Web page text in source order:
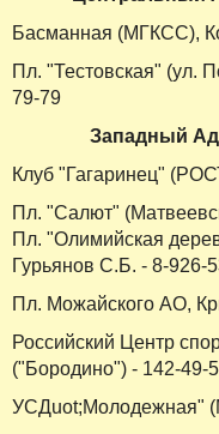
Басманная (МГКСС),
Пл. "Тестовская" (ул.
79-79
Западный
Клуб "Гагаринец"
Пл. "Салют"
Пл. "Олимийская
Гурьянов С.Б. - 8-926-
Пл. Можайского АО,
Российский Центр
("Бородино") - 142-49-
УСДuot;Молодежная"